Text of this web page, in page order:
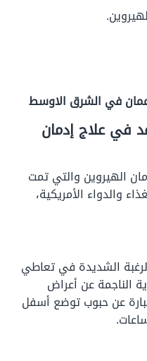
في الشرق الاوسط
في علاج إدمان
الهيروين والتي تمت
والدواء الأمريكية،
الشديدة في تعاطي
الناجمة عن أعراض
عن حبوب توضع أسفل